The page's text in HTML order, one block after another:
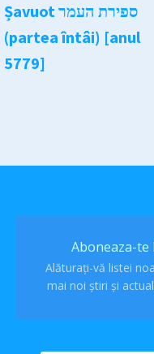
Șavuot ספירת העמר
(partea întâi) [anul
5779]
Aboneaza-
Alăturați-vă listei
mai noi știri și